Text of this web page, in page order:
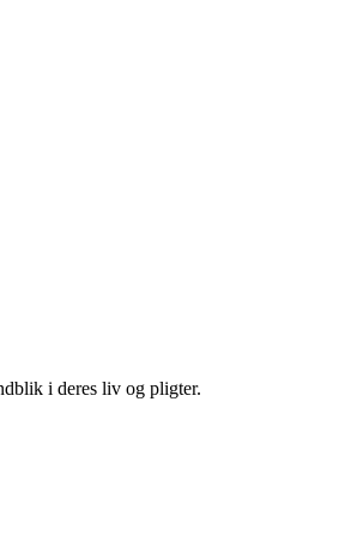
i deres liv og pligter.